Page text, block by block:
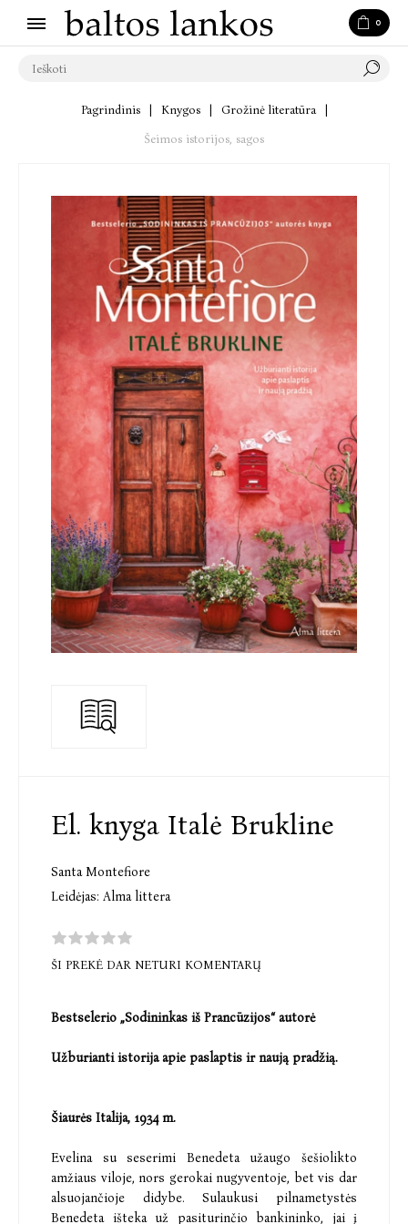
0
Pagrindinis Knygos Grožinė literatūra
Šeimos istorijos, sagos
El. knyga Italė Brukline
Santa Montefiore
Leidėjas: Alma littera
ŠI PREKĖ DAR NETURI KOMENTARŲ
Bestselerio „Sodininkas iš Prancūzijos“ autorė
Užburianti istorija apie paslaptis ir naują pradžią.
Šiaurės Italija, 1934 m.
Evelina su seserimi Benedeta užaugo šešiolikto
amžiaus viloje, nors gerokai nugyventoje, bet vis dar
alsuojančioje didybe. Sulaukusi pilnametystės
Benedeta išteka už pasiturinčio bankininko, jai į